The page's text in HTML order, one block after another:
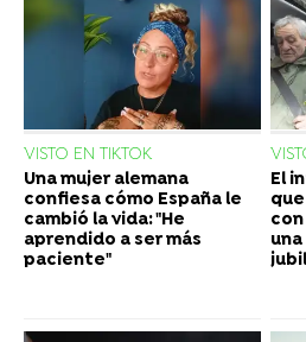
VISTO EN TIKTOK
Una mujer alemana
confiesa cómo España le
cambió la vida: "He
aprendido a ser más
paciente"
El
con